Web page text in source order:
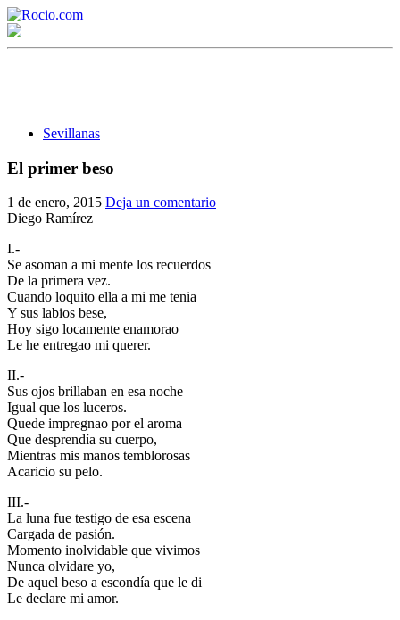
Sevillanas
El primer beso
1 de enero, 2015 Deja un comentario
Diego Ramírez
I.-
Se asoman a mi mente los recuerdos
De la primera vez.
Cuando loquito ella a mi me tenia
Y sus labios bese,
Hoy sigo locamente enamorao
Le he entregao mi querer.
II.-
Sus ojos brillaban en esa noche
Igual que los luceros.
Quede impregnao por el aroma
Que desprendía su cuerpo,
Mientras mis manos temblorosas
Acaricio su pelo.
III.-
La luna fue testigo de esa escena
Cargada de pasión.
Momento inolvidable que vivimos
Nunca olvidare yo,
De aquel beso a escondía que le di
Le declare mi amor.
¡Bienvenido! Soy el asistente virtual de rocio.com.
Historia de la Virgen del Rocío
¿Cuándo es la romería del Rocío?
¿Cuántas hermandades participan en la romería?
¿Cuándo se construyó la primera ermita?
El traslado cada siete años
¿Cuales son los actos principales que se celebran en el
Rocío?
En el Rocío, ¿dónde me alojo?